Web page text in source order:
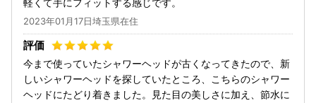
軽くて手にフィットする感じです。
2023年01月17日埼玉県在住
今まで使っていたシャワーヘッドが古くなってきたので、新
しいシャワーヘッドを探していたところ、こちらのシャワー
ヘッドにたどり着きました。見た目の美しさに加え、節水に